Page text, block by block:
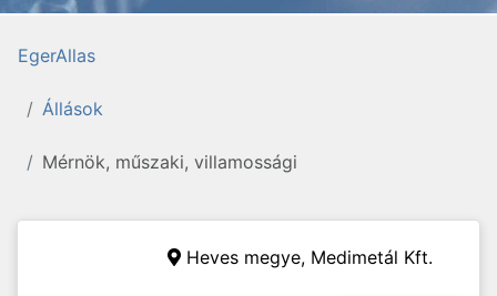
EgerAllas
Állások
Mérnök, műszaki, villamossági
Heves megye, Medimetál Kft.